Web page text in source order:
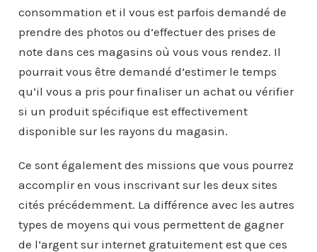
consommation et il vous est parfois demandé de
prendre des photos ou d’effectuer des prises de
note dans ces magasins où vous vous rendez. Il
pourrait vous être demandé d’estimer le temps
qu’il vous a pris pour finaliser un achat ou vérifier
si un produit spécifique est effectivement
disponible sur les rayons du magasin.
Ce sont également des missions que vous pourrez
accomplir en vous inscrivant sur les deux sites
cités précédemment. La différence avec les autres
types de moyens qui vous permettent de gagner
de l’argent sur internet gratuitement est que ces